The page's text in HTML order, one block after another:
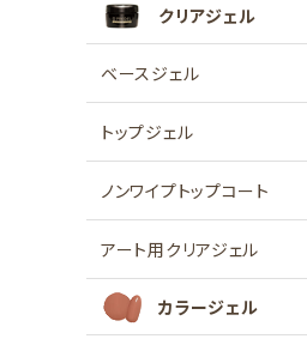
クリアジェル
ベースジェル
トップジェル
ノンワイプトップコート
アート用クリアジェル
カラージェル